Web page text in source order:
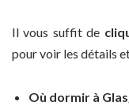
Il vous suffit de
pour voir les détails
Où dormir à